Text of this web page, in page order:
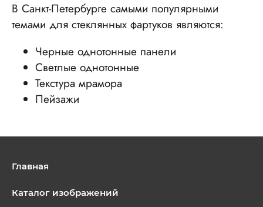
В Санкт-Петербурге самыми популярными
темами для стеклянных фартуков являются:
Черные однотонные панели
Светлые однотонные
Текстура мрамора
Пейзажи
Главная
Каталог изображений